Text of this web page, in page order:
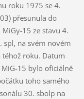
roku 1975 se 4.
přesunula do
15 ze stavu 4.
spl, na svém novém
roku. Datum
15 bylo oficiálně
toho samého
30. sbolp na